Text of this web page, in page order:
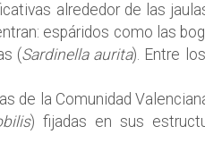
alrededor de las
espáridos como las
(Sardinella aurita). Entre
de la Comunidad
) fijadas en sus